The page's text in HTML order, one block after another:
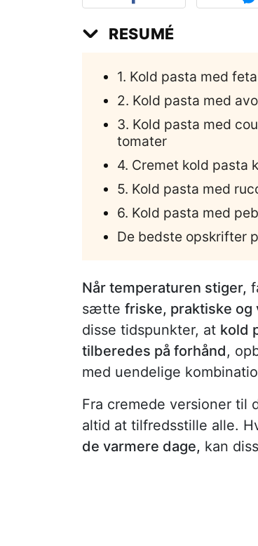
RESUMÉ
1. Kold pasta med
2. Kold pasta med
3. Kold pasta med
tomater
4. Cremet kold pasta
5. Kold pasta med
6. Kold pasta med
De bedste opskrifter
Når temperaturen stiger,
sætte friske, praktiske
disse tidspunkter, at kold
tilberedes på forhånd,
med uendelige
Fra cremede versioner til
altid at tilfredsstille alle.
de varmere dage, kan